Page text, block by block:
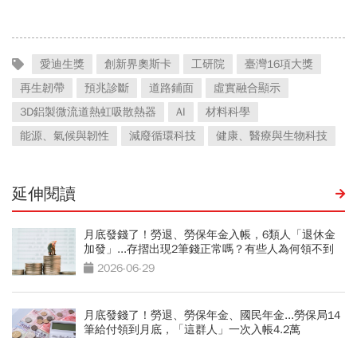
愛迪生獎 創新界奧斯卡 工研院
臺灣16項大獎
再生韌帶
預兆診斷 道路鋪面
虛實融合顯示
3D鋁製微流道熱虹吸散熱器
AI
材料科學
能源、氣候與韌性
減廢循環科技 健康、醫療與生物科技
延伸閱讀
月底發錢了！勞退、勞保年金入帳，6類人「退休金
加發」...存摺出現2筆錢正常嗎？有些人為何領不到
2026-06-29
月底發錢了！勞退、勞保年金、國民年金...勞保局14
筆給付領到月底，「這群人」一次入帳4.2萬